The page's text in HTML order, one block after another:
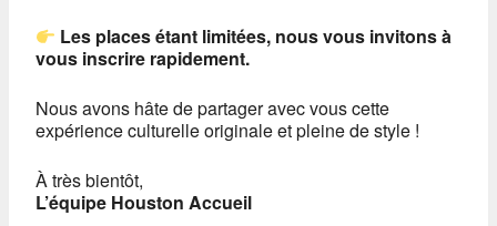
Les places étant limitées, nous vous invitons à
vous inscrire rapidement.
Nous avons hâte de partager avec vous cette
expérience culturelle originale et pleine de style !
À très bientôt,
L’équipe Houston Accueil